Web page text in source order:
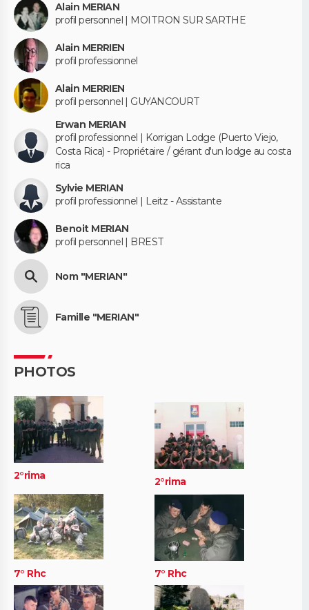
Alain MERIAN
profil personnel | MOITRON SUR SARTHE
Alain MERRIEN
profil professionnel
Alain MERRIEN
profil personnel | GUYANCOURT
Erwan MERIAN
profil professionnel | Korrigan Lodge (Puerto Viejo,
Costa Rica) - Propriétaire / gérant d'un lodge au costa
rica
Sylvie MERIAN
profil professionnel | Leitz - Assistante
Benoit MERIAN
profil personnel | BREST
Nom "MERIAN"
Famille "MERIAN"
PHOTOS
2°rima 2°rima
7° Rhc 7° Rhc